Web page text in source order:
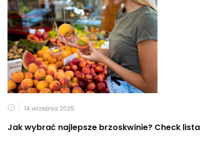
14 września 2025
Jak wybrać najlepsze brzoskwinie? Check lista